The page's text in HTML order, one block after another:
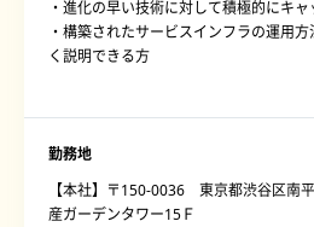
・進化の早い技術に対して積極的にキ
・構築されたサービスインフラの運用
く説明できる方
勤務地
【本社】〒150-0036 東京都渋谷区南
産ガーデンタワー15Ｆ